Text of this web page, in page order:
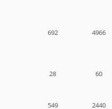
692 4966
28 60
549 2440